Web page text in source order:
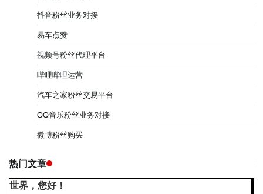
抖音粉丝业务对接
易车点赞
视频号粉丝代理平台
哔哩哔哩运营
汽车之家粉丝交易平台
QQ音乐粉丝业务对接
微博粉丝购买
热门文章
世界，您好！